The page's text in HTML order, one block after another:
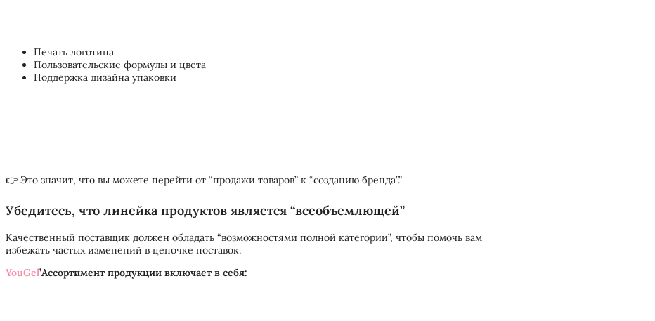
Печать логотипа
Пользовательские формулы и цвета
Поддержка дизайна упаковки
👉 Это значит, что вы можете перейти от “продажи товаров” к “созданию бренда”.”
Убедитесь, что линейка продуктов является “всеобъемлющей”
Качественный поставщик должен обладать “возможностями полной категории”, чтобы помочь вам
избежать частых изменений в цепочке поставок.
YouGel’Ассортимент продукции включает в себя: